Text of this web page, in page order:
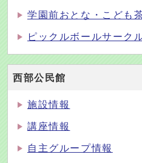
学園前おとな・こども
ピックルボールサーク
西部公民館
施設情報
講座情報
自主グループ情報